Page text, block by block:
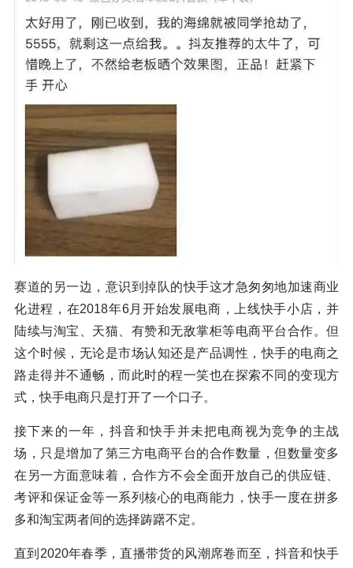
赛道的另一边，意识到掉队的快手这才急匆匆地加速商业
化进程，在2018年6月开始发展电商，上线快手小店，并
陆续与淘宝、天猫、有赞和无敌掌柜等电商平台合作。但
这个时候，无论是市场认知还是产品调性，快手的电商之
路走得并不通畅，而此时的程一笑也在探索不同的变现方
式，快手电商只是打开了一个口子。
接下来的一年，抖音和快手并未把电商视为竞争的主战
场，只是增加了第三方电商平台的合作数量，但数量变多
在另一方面意味着，合作方不会全面开放自己的供应链、
考评和保证金等一系列核心的电商能力，快手一度在拼多
多和淘宝两者间的选择踌躇不定。
直到2020年春季，直播带货的风潮席卷而至，抖音和快手